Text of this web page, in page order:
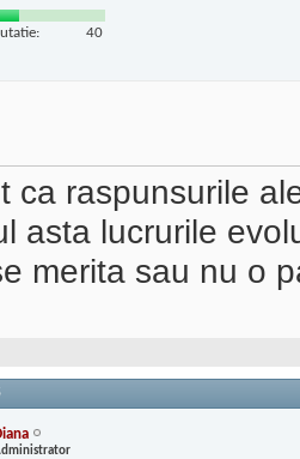
40
ca raspunsurile
asta lucrurile
merita sau nu o